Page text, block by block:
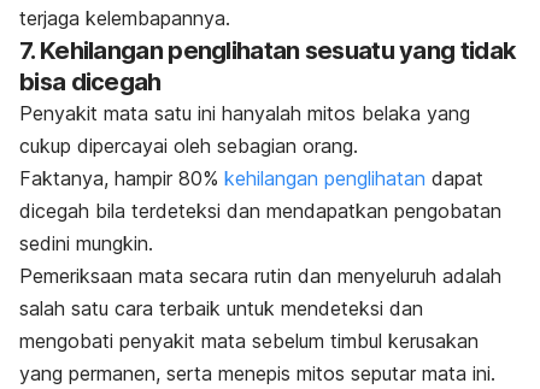
terjaga kelembapannya.
7. Kehilangan penglihatan sesuatu yang tidak
bisa dicegah
Penyakit mata satu ini hanyalah mitos belaka yang
cukup dipercayai oleh sebagian orang.
Faktanya, hampir 80% kehilangan penglihatan dapat
dicegah bila terdeteksi dan mendapatkan pengobatan
sedini mungkin.
Pemeriksaan mata secara rutin dan menyeluruh adalah
salah satu cara terbaik untuk mendeteksi dan
mengobati penyakit mata sebelum timbul kerusakan
yang permanen, serta menepis mitos seputar mata ini.